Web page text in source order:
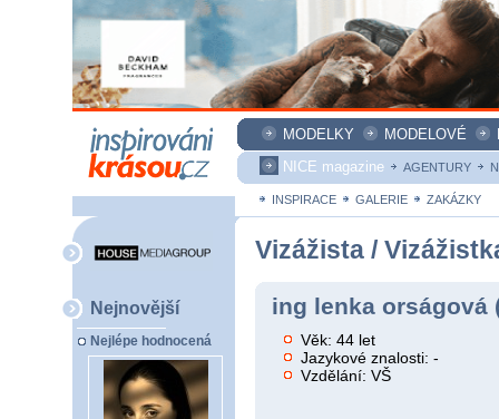
MODELKY MODELOVÉ
NICE magazine
AGENTURY
INSPIRACE GALERIE ZAKÁZKY
Nejnovější
Nejlépe hodnocená
Vizážista /
ing lenka orságová
Věk: 44 let
Jazykové znalosti: -
Vzdělání: VŠ